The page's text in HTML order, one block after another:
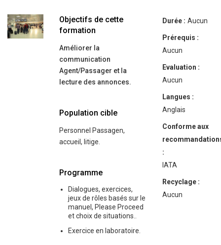
Objectifs de cette
formation
Améliorer la
communication
Agent/Passager et la
lecture des annonces.
Population cible
Personnel Passagen,
accueil, litige.
Programme
Dialogues, exercices,
jeux de rôles basés sur le
manuel, Please Proceed
et choix de situations..
Exercice en laboratoire.
Durée : Aucun
Prérequis :
Aucun
Evaluation :
Aucun
Langues :
Anglais
Conforme aux
:
IATA
Recyclage :
Aucun